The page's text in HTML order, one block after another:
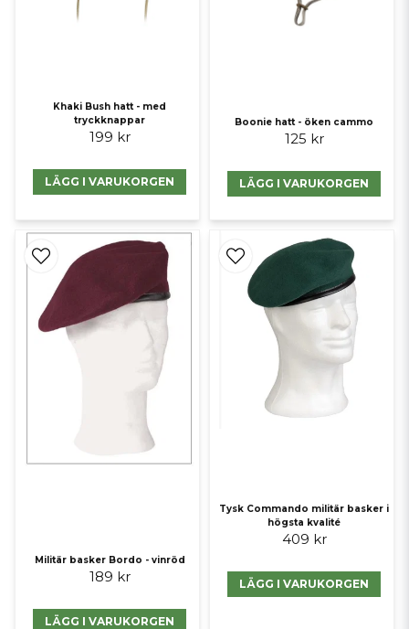
Khaki Bush hatt - med
tryckknappar
199 kr
LÄGG I VARUKORGEN
Boonie hatt - öken cammo
125 kr
LÄGG I VARUKORGEN
Militär basker Bordo - vinröd
189 kr
LÄGG I VARUKORGEN
Tysk Commando militär basker i
högsta kvalité
409 kr
LÄGG I VARUKORGEN